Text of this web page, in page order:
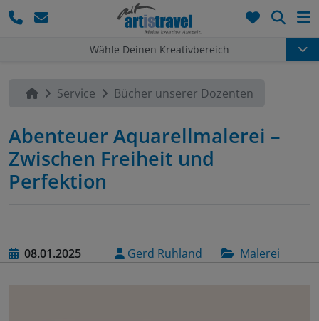
Wähle Deinen Kreativbereich
Service Bücher unserer Dozenten
Abenteuer Aquarellmalerei –
Zwischen Freiheit und
Perfektion
08.01.2025 Gerd Ruhland Malerei